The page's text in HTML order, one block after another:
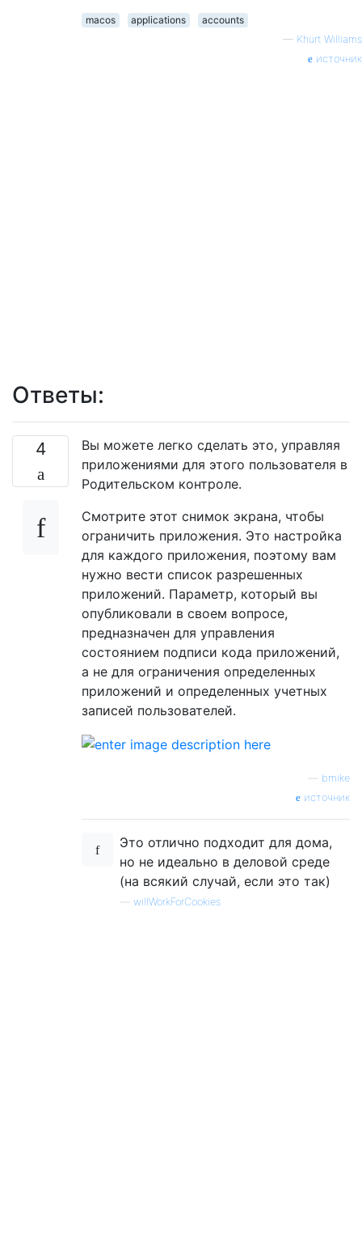
macos applications
accounts
— Khürt Williams
источник
Ответы:
4
Вы можете легко сделать это, управляя
приложениями для этого пользователя в
Родительском контроле.
Смотрите этот снимок экрана, чтобы
ограничить приложения. Это настройка
для каждого приложения, поэтому вам
нужно вести список разрешенных
приложений. Параметр, который вы
опубликовали в своем вопросе,
предназначен для управления
состоянием подписи кода приложений,
а не для ограничения определенных
приложений и определенных учетных
записей пользователей.
bmike
источник
Это отлично подходит для дома,
но не идеально в деловой среде
(на всякий случай, если это так)
willWorkForCookies